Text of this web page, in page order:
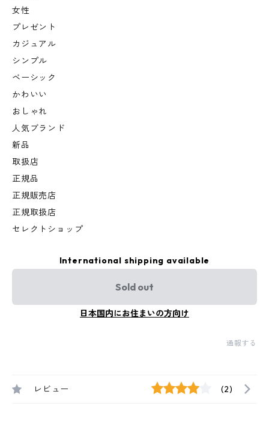
女性
プレゼント
カジュアル
シンプル
ベーシック
かわいい
おしゃれ
人気ブランド
新品
取扱店
正規品
正規販売店
正規取扱店
セレクトショップ
International shipping available
Sold out
日本国内にお住まいの方向け
通報する
レビュー (2)